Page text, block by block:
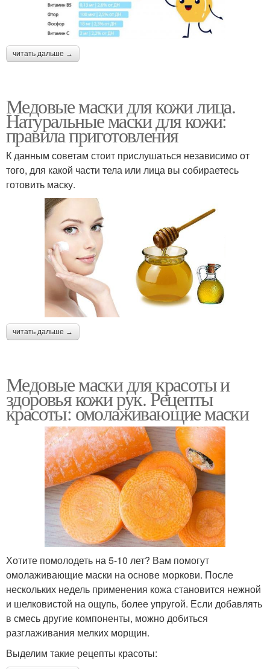
читать дальше →
Медовые маски для кожи лица.
Натуральные маски для кожи:
правила приготовления
К данным советам стоит прислушаться независимо от
того, для какой части тела или лица вы собираетесь
готовить маску.
читать дальше →
Медовые маски для красоты и
здоровья кожи рук. Рецепты
красоты: омолаживающие маски
Хотите помолодеть на 5-10 лет? Вам помогут
омолаживающие маски на основе моркови. После
нескольких недель применения кожа становится нежной
и шелковистой на ощупь, более упругой. Если добавлять
в смесь другие компоненты, можно добиться
разглаживания мелких морщин.
Выделим такие рецепты красоты: